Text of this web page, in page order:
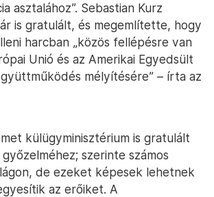
asztalához”. Sebastian Kurz
is gratulált, és megemlítette, hogy
harcban „közös fellépésre van
Unió és az Amerikai Egyedsült
mélyítésére” – írta az
külügyminisztérium is gratulált
szerinte számos
de ezeket képesek lehetnek
az erőiket. A